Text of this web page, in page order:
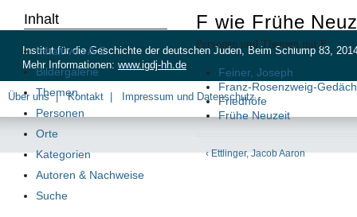
F wie Frühe
Personen und Themen mit F
Feiner, Joseph
Franz-Rosenzweig-
Friedhöfe
Frühe Neuzeit
‹ Ettlinger, Jacob Aaron
Inhalt
Inhalt von A-Z
Bildergalerie
Themen
Personen
Orte
Kategorien
Autoren & Nachweise
Suche
Institut für die Geschichte der deutschen Juden, Beim Schlump 83,
Mehr Informationen: www.igdj-hh.de
Über uns Kontakt Impressum und Datenschutz